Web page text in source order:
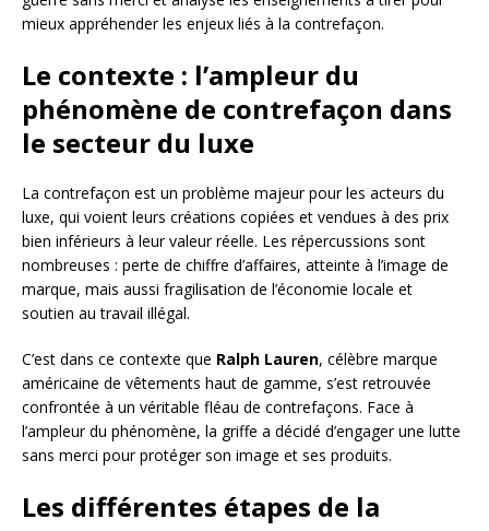
mieux appréhender les enjeux liés à la contrefaçon.
Le contexte : l’ampleur du
phénomène de contrefaçon dans
le secteur du luxe
La contrefaçon est un problème majeur pour les acteurs du
luxe, qui voient leurs créations copiées et vendues à des prix
bien inférieurs à leur valeur réelle. Les répercussions sont
nombreuses : perte de chiffre d’affaires, atteinte à l’image de
marque, mais aussi fragilisation de l’économie locale et
soutien au travail illégal.
C’est dans ce contexte que Ralph Lauren, célèbre marque
américaine de vêtements haut de gamme, s’est retrouvée
confrontée à un véritable fléau de contrefaçons. Face à
l’ampleur du phénomène, la griffe a décidé d’engager une lutte
sans merci pour protéger son image et ses produits.
Les différentes étapes de la